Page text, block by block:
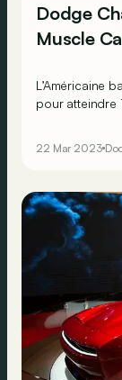
Dodge
Muscle
L’Américaine
pour atteindre
22 Mar 2023